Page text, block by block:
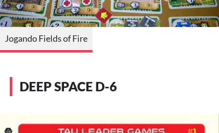
Jogando Fields of Fire
DEEP SPACE D-6